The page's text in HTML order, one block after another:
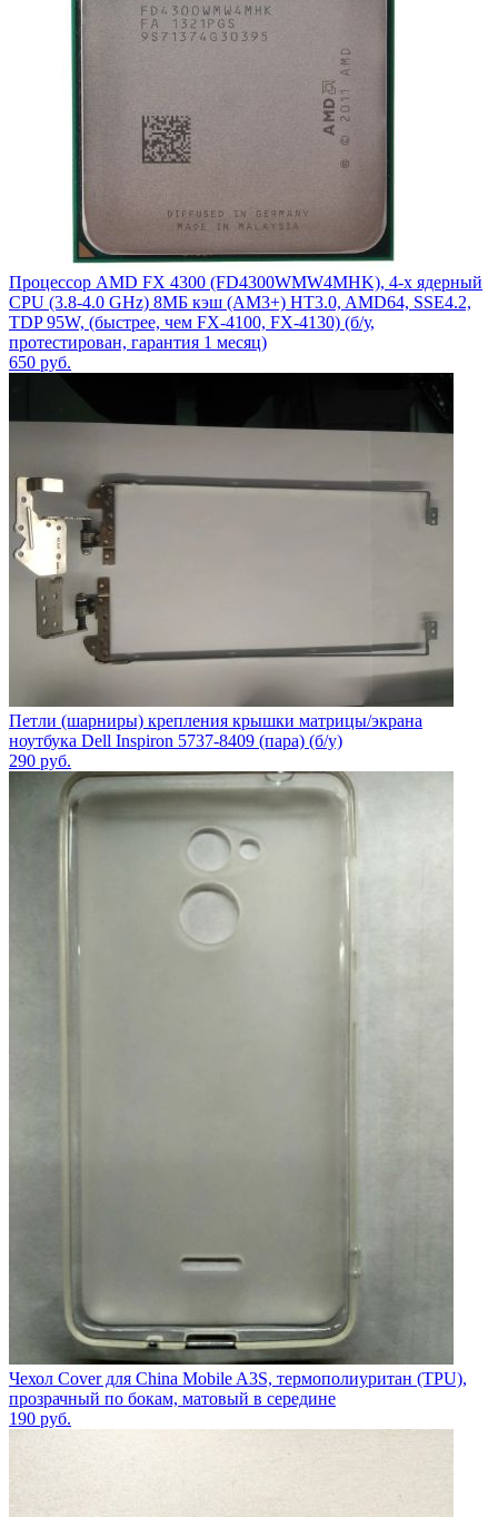
Процессор AMD FX 4300 (FD4300WMW4MHK), 4-х ядерный
CPU (3.8-4.0 GHz) 8МБ кэш (AM3+) HT3.0, AMD64, SSE4.2,
TDP 95W, (быстрее, чем FX-4100, FX-4130) (б/у,
протестирован, гарантия 1 месяц)
650 руб.
Петли (шарниры) крепления крышки матрицы/экрана
ноутбука Dell Inspiron 5737-8409 (пара) (б/у)
290 руб.
Чехол Cover для China Mobile A3S, термополиуритан (TPU),
прозрачный по бокам, матовый в середине
190 руб.